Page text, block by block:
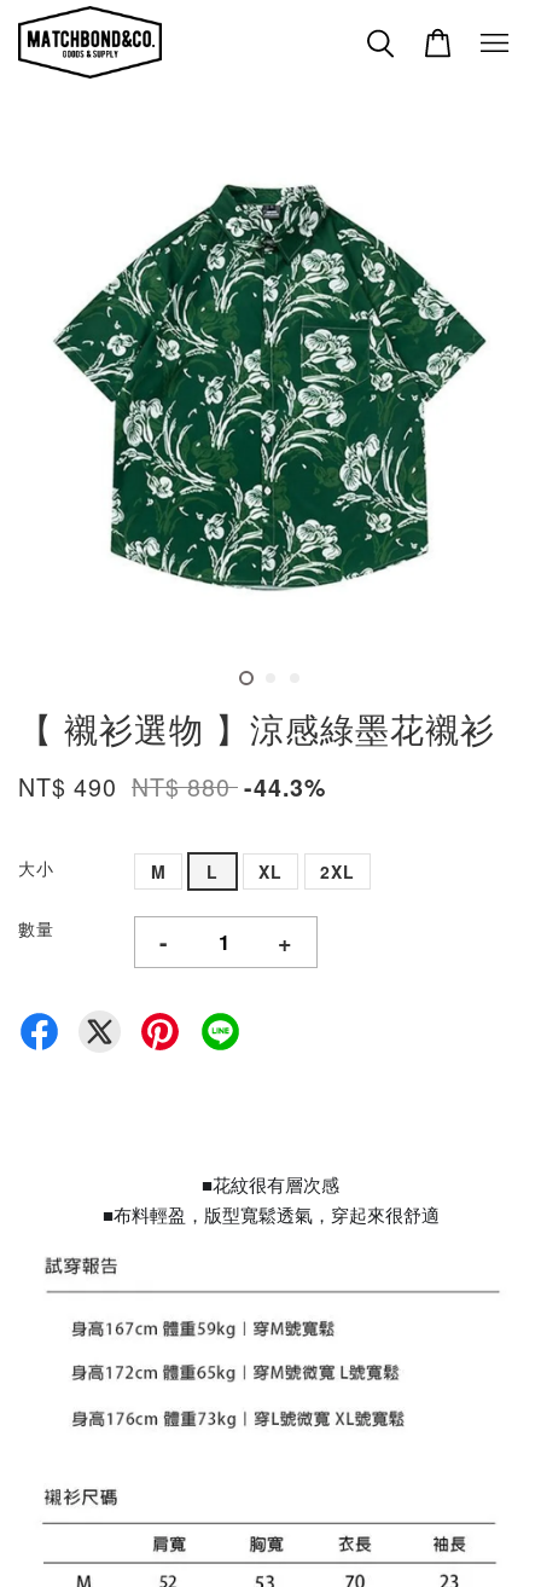
【 襯衫選物 】涼感綠墨花襯衫
NT$ 490 NT$ 880-44.3%
大小 M L XL 2XL
數量 - +
■花紋很有層次感
■布料輕盈，版型寬鬆透氣，穿起來很舒適